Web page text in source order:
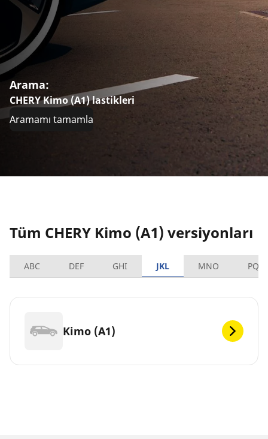
Arama:
CHERY Kimo (A1) lastikleri
Aramamı tamamla
Tüm CHERY Kimo (A1) versiyonları
ABC DEF GHI JKL MNO
Kimo (A1)